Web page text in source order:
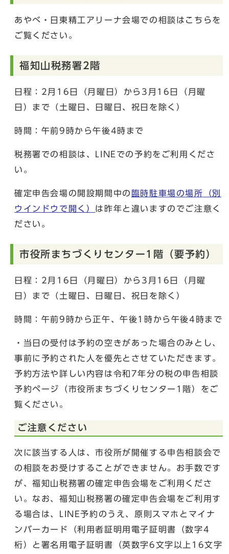
あやべ・日東精工アリーナ会場での相談はこちらを
ご覧ください。
福知山税務署2階
日程：2月16日（月曜日）から3月16日（月曜
日）まで（土曜日、日曜日、祝日を除く）
時間：午前9時から午後4時まで
税務署での相談は、LINEでの予約をご利用くださ
い。
確定申告会場の開設期間中の 臨時駐車場の場所
（別
ウインドウで開く） は昨年と違いますのでご注意く
ださい。
市役所まちづくりセンター1階（要予約）
日程：2月16日（月曜日）から3月16日（月曜
日）まで（土曜日、日曜日、祝日を除く）
時間：午前9時から正午、午後1時から午後4時まで
・当日の受付は予約の空きがあった場合のみとし、
事前に予約された人を優先とさせていただきます。
予約方法や詳しい内容は令和7年分の税の申告相談
予約ページ（市役所まちづくりセンター1階）をご
覧ください。
ご注意ください
次に該当する人は、市役所が開催する申告相談会で
の相談をお受けすることができません。お手数です
が、福知山税務署の確定申告会場をご利用くださ
い。なお、福知山税務署の確定申告会場をご利用す
る場合は、LINE予約のうえ、原則スマホとマイナ
ンバーカード（利用者証明用電子証明書（数字4
桁）と署名用電子証明書（英数字6文字以上16文字